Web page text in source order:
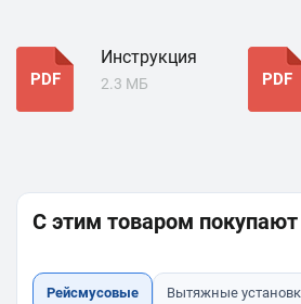
PDF
Инструкция
2.3 МБ PDF
С этим товаром покупают
Рейсмусовые Вытяжные